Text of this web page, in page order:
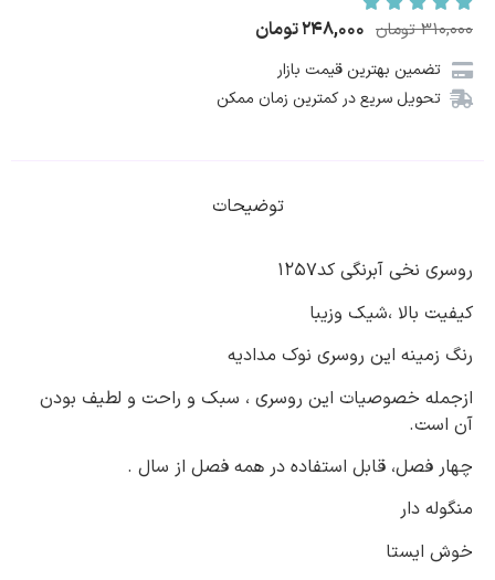
۳۱۰,۰۰۰ تومان ۲۴۸,۰۰۰تومان
تضمین بهترین قیمت بازار
تحویل سریع در کمترین زمان ممکن
توضیحات
روسری نخی آبرنگی کد۱۲۵۷
کیفیت بالا ،شیک وزیبا
رنگ زمینه این روسری نوک مدادیه
ازجمله خصوصیات این روسری ، سبک و راحت و لطیف بودن
آن است.
چهار فصل، قابل استفاده در همه فصل از سال .
منگوله دار
خوش ایستا